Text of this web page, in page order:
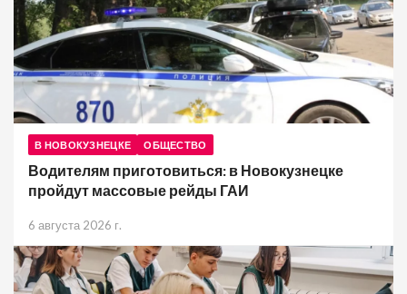
В НОВОКУЗНЕЦКЕ ОБЩЕСТВО
Водителям приготовиться: в Новокузнецке
пройдут массовые рейды ГАИ
6 августа 2026 г.